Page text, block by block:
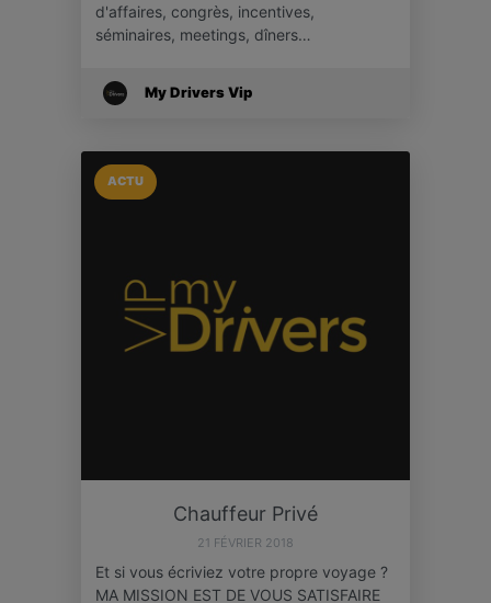
d'affaires, congrès, incentives,
séminaires, meetings, dîners…
My Drivers Vip
ACTU
Chauffeur Privé
21 FÉVRIER 2018
Et si vous écriviez votre propre voyage ?
MA MISSION EST DE VOUS SATISFAIRE